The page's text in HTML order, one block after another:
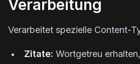
Verarbeitung
Verarbeitet spezielle Content-
Zitate: Wortgetreu